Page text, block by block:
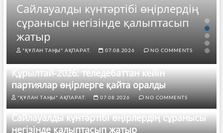
Сайлауалды күнтәртібі өңірлердің
сұранысы негізінде қалыптасып
жатыр
"ҚҰЛАН ТАҢЫ" АҚПАРАТ. 07.08.2026 NO COMMENTS
Құрылтай-2026: теледебаттан кейін
партиялар өңірлерге қайта оралды
"ҚҰЛАН ТАҢЫ" АҚПАРАТ. 07.08.2026 NO COMMENTS
Сайлауалды күнтәртібі өңірлердің сұранысы
негізінде қалыптасып жатыр